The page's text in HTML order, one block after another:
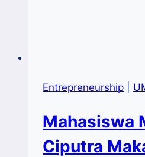
Entrepreneurship
Mahasiswa
Ciputra